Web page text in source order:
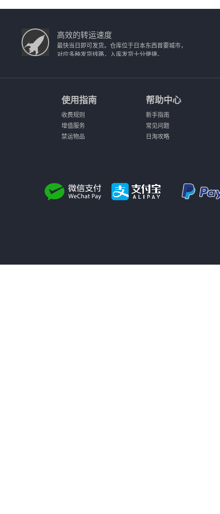
高效的转运速度
最快当日即可发货。仓库位于日本东西首要城市，
对应多种发货线路，入库发货十分便捷。
使用指南
收费规则
增值服务
禁运物品
帮助中心
新手指南
常见问题
日淘攻略